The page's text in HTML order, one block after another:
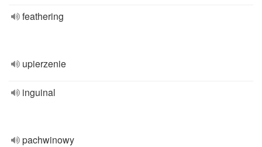
feathering
upierzenie
inguinal
pachwinowy